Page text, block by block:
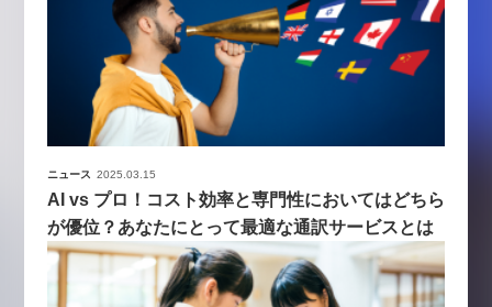
ニュース 2025.03.15
AI vs プロ！コスト効率と専門性においてはどちら
が優位？あなたにとって最適な通訳サービスとは